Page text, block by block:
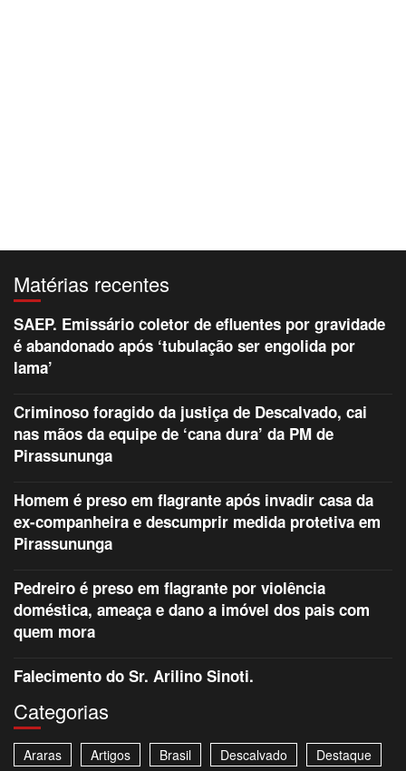
Matérias recentes
SAEP. Emissário coletor de efluentes por gravidade
é abandonado após ‘tubulação ser engolida por
lama’
Criminoso foragido da justiça de Descalvado, cai
nas mãos da equipe de ‘cana dura’ da PM de
Pirassununga
Homem é preso em flagrante após invadir casa da
ex-companheira e descumprir medida protetiva em
Pirassununga
Pedreiro é preso em flagrante por violência
doméstica, ameaça e dano a imóvel dos pais com
quem mora
Falecimento do Sr. Arilino Sinoti.
Categorias
Araras Artigos Brasil Descalvado
Destaque